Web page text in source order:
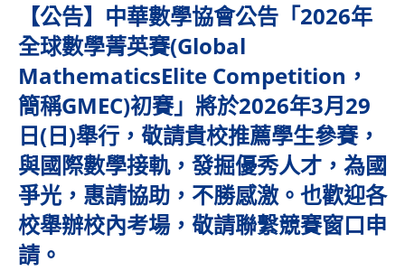
【公告】中華數學協會公告「2026年
全球數學菁英賽(Global
MathematicsElite Competition，
簡稱GMEC)初賽」將於2026年3月29
日(日)舉行，敬請貴校推薦學生參賽，
與國際數學接軌，發掘優秀人才，為國
爭光，惠請協助，不勝感激。也歡迎各
校舉辦校內考場，敬請聯繫競賽窗口申
請。